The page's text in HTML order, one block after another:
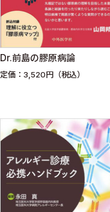
Dr.前島の膠原病論
定価：3,520円（税込）